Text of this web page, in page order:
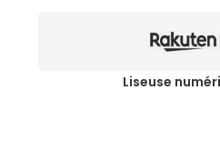
Liseuse